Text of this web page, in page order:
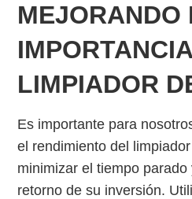
MEJORANDO
LIMPIADOR
Es importante para
el rendimiento del
minimizar el tiempo
retorno de su inversión.